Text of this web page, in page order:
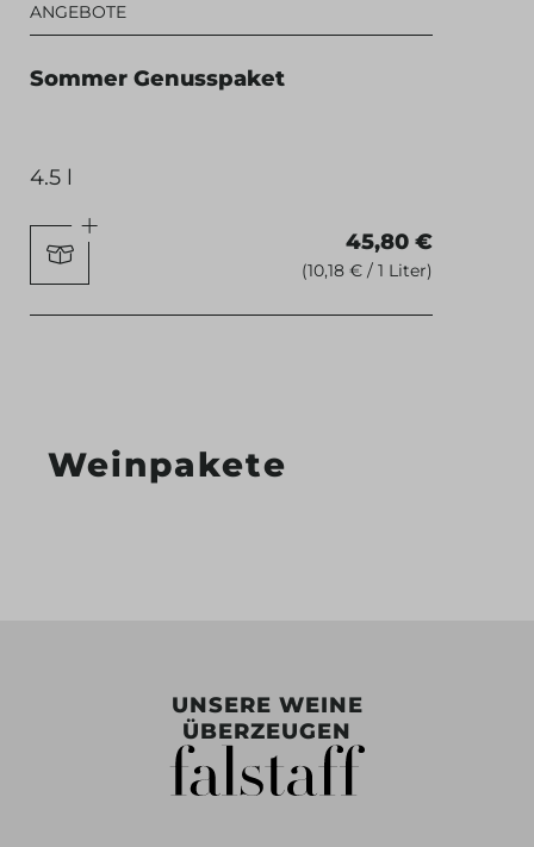
ANGEBOTE
Sommer Genusspaket
4.5 l
45,80 €
(10,18 € / 1 Liter)
Weinpakete
UNSERE WEINE
ÜBERZEUGEN